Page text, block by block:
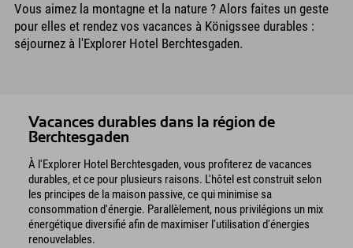
Vous aimez la montagne et la nature ? Alors faites un geste
pour elles et rendez vos vacances à Königssee durables :
séjournez à l'Explorer Hotel Berchtesgaden.
Vacances durables dans la région de
Berchtesgaden
À l'Explorer Hotel Berchtesgaden, vous profiterez de vacances
durables, et ce pour plusieurs raisons. L'hôtel est construit selon
les principes de la maison passive, ce qui minimise sa
consommation d'énergie. Parallèlement, nous privilégions un mix
énergétique diversifié afin de maximiser l'utilisation d'énergies
renouvelables.